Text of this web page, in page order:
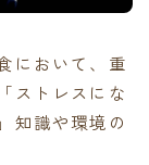
において、重
ストレスにな
知識や環境の